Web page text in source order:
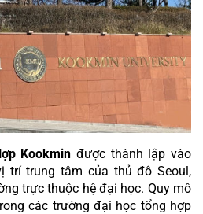
Kookmin được thành lập vào
trí trung tâm của thủ đô Seoul,
trực thuộc hệ đại học. Quy mô
các trường đại học tổng hợp